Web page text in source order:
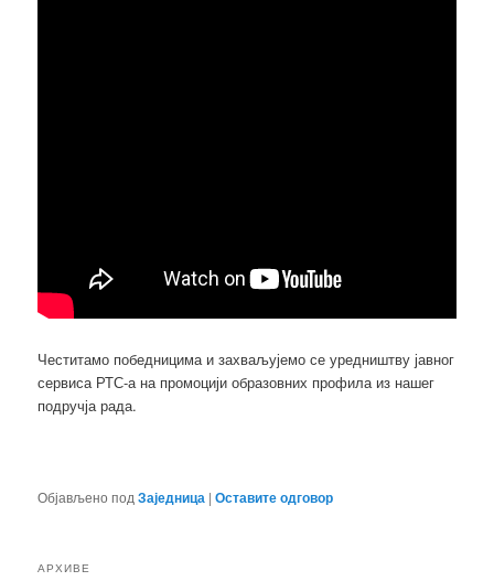
Честитамо победницима и захваљујемо се уредништву јавног
сервиса РТС-а на промоцији образовних профила из нашег
подручја рада.
Објављено под Заједница |Оставите одговор
АРХИВЕ